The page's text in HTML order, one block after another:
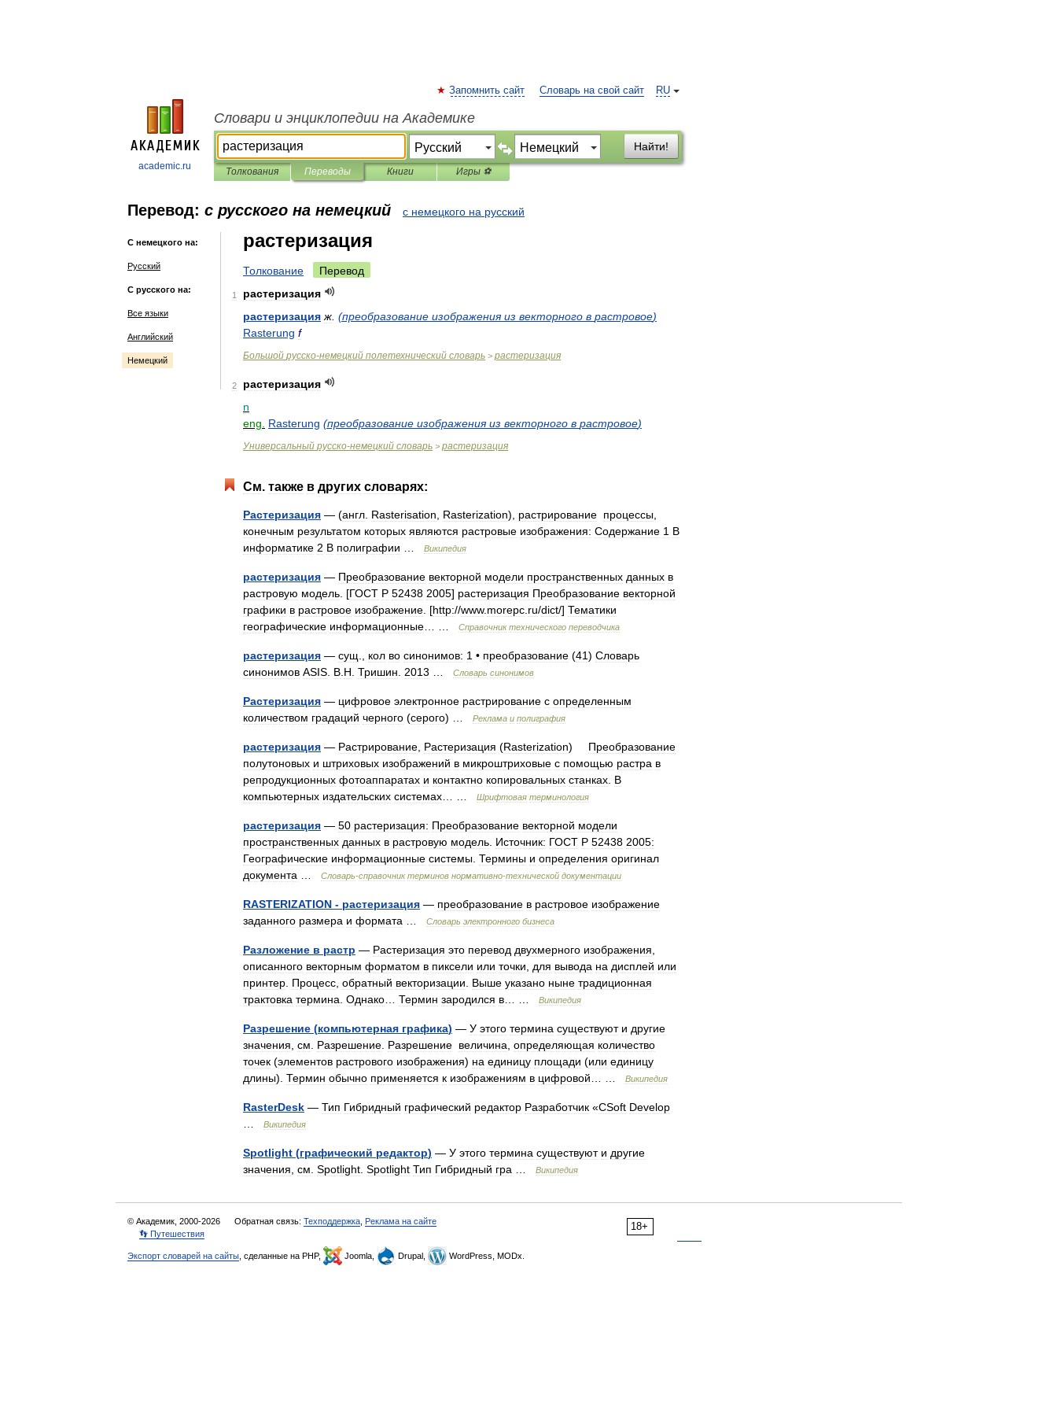
academic.ru
RU
Запомнить сайт Словарь на свой сайт
Словари и энциклопедии на Академике
Найти!
Толкования Переводы Книги Игры ⚽
Перевод: с русского на немецкий с немецкого на русский
С немецкого на:
Русский
С русского на:
Все языки
Английский
Немецкий
растеризация
Толкование Перевод
1
растеризация
растеризация ж (преобразование изображения из векторного в растровое)
Rasterung f
Большой русско-немецкий полетехнический словарь > растеризация
2
растеризация
n
eng
Rasterung (преобразование изображения из векторного в растровое)
Универсальный русско-немецкий словарь > растеризация
См. также в других словарях:
Растеризация — (англ Rasterisation Rasterization), растрирование процессы
конечным результатом которых являются растровые изображения: Содержание 1 В
информатике 2 В полиграфии Википедия
растеризация — Преобразование векторной модели пространственных данных в
растровую модель . [ГОСТ Р 52438 2005] растеризация Преобразование векторной
графики в растровое изображение . [http://www. morepc ru/dict/] Тематики
географические информационные Справочник технического переводчика
растеризация — сущ кол во синонимов: 1 • преобразование (41) Словарь
синонимов ASIS В Н Тришин 2013 Словарь синонимов
Растеризация — цифровое электронное растрирование с определенным
количеством градаций черного (серого) … Реклама и полиграфия
растеризация — Растрирование Растеризация (Rasterization) Преобразование
полутоновых и штриховых изображений в микроштриховые с помощью растра в
репродукционных фотоаппаратах и контактно копировальных станках В
компьютерных издательских системах Шрифтовая терминология
растеризация — 50 растеризация: Преобразование векторной модели
пространственных данных в растровую модель Источник: ГОСТ Р 52438 2005:
Географические информационные системы Термины и определения оригинал
документа
Словарь-справочник терминов нормативно-технической документации
RASTERIZATION - растеризация — преобразование в растровое изображение
заданного размера и формата Словарь электронного бизнеса
Разложение в растр — Растеризация это перевод двухмерного изображения
описанного векторным форматом в пиксели или точки для вывода на дисплей или
принтер Процесс обратный векторизации Выше указано ныне традиционная
трактовка термина Однако Термин зародился в Википедия
Разрешение (компьютерная графика) — У этого термина существуют и другие
значения см Разрешение Разрешение величина определяющая количество
точек (элементов растрового изображения) на единицу площади (или единицу
длины). Термин обычно применяется к изображениям в цифровой Википедия
RasterDesk — Тип Гибридный графический редактор Разработчик «CSoft Develop
Википедия
Spotlight (графический редактор) — У этого термина существуют и другие
значения см Spotlight Spotlight Тип Гибридный гра Википедия
18+
© Академик, 2000-2026 Обратная связь: Техподдержка Реклама на сайте
👣 Путешествия
Экспорт словарей на сайты , сделанные на PHP, Joomla, Drupal, WordPress, MODx.